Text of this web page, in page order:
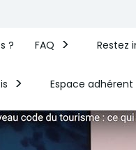
? FAQ Restez
Espace adhérent